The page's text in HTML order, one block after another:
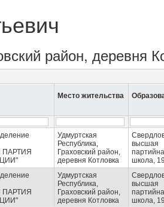
район, деревня
Место жительства
Удмуртская
Республика,
Граховский район,
деревня Котловка
высшая
школа,
Удмуртская
Республика,
Граховский район,
деревня Котловка
высшая
школа,